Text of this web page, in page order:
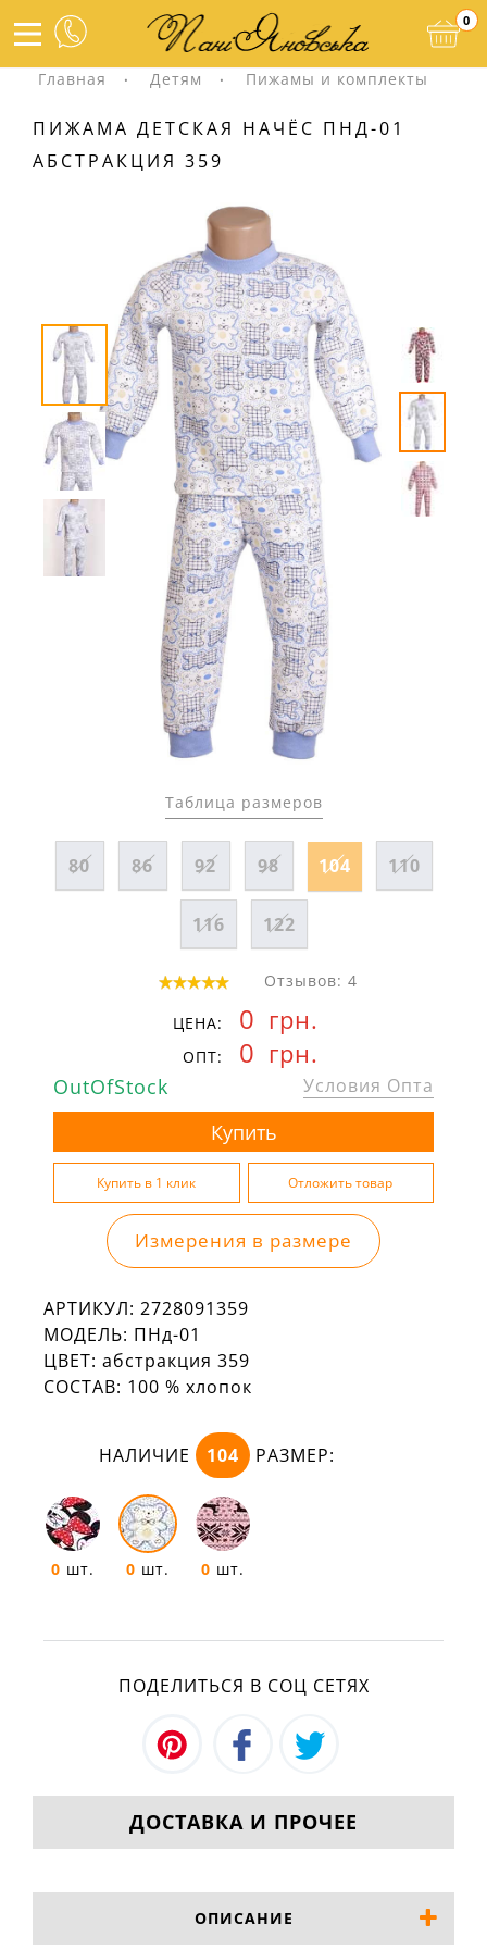
0
Главная Детям Пижамы и комплекты
ПИЖАМА ДЕТСКАЯ НАЧЁС ПНД-01
АБСТРАКЦИЯ 359
Таблица размеров
80 86 92 98 104 110
116 122
Отзывов: 4
ЦЕНА: 0 грн.
ОПТ: 0 грн.
OutOfStock Условия Опта
Измерения в размере
АРТИКУЛ: 2728091359
МОДЕЛЬ: ПНд-01
ЦВЕТ: абстракция 359
СОСТАВ: 100 % хлопок
НАЛИЧИЕ 104 РАЗМЕР:
0 шт. 0 шт. 0 шт.
ПОДЕЛИТЬСЯ В СОЦ СЕТЯХ
ДОСТАВКА И ПРОЧЕЕ
ОПИСАНИЕ